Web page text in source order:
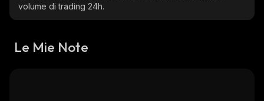
volume di trading 24h.
Le Mie Note